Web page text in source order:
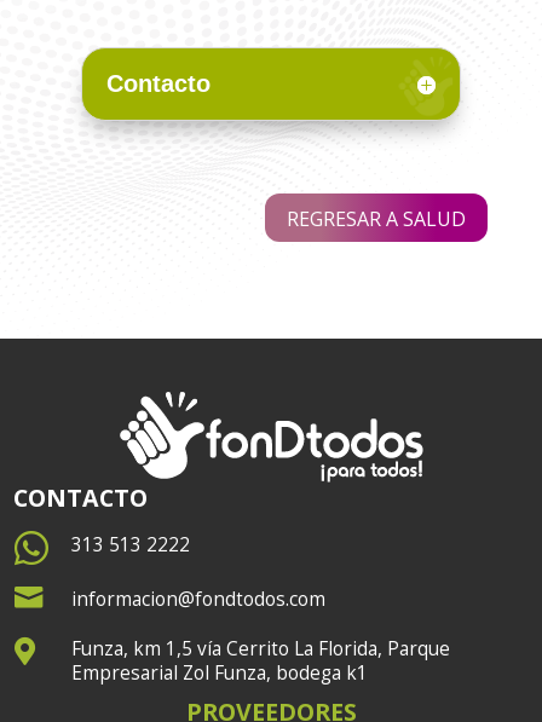
Contacto
REGRESAR A SALUD
CONTACTO
 313 513 2222
 informacion@fondtodos.com

Funza, km 1,5 vía Cerrito La Florida, Parque
Empresarial Zol Funza, bodega k1
PROVEEDORES